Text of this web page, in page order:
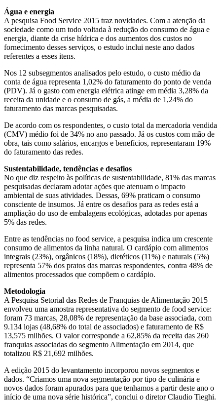
Água e energia
A pesquisa Food Service 2015 traz novidades. Com a atenção da
sociedade como um todo voltada à redução do consumo de água e
energia, diante da crise hídrica e dos aumentos dos custos no
fornecimento desses serviços, o estudo inclui neste ano dados
referentes a esses itens.
Nos 12 subsegmentos analisados pelo estudo, o custo médio da
conta de água representa 1,02% do faturamento do ponto de venda
(PDV). Já o gasto com energia elétrica atinge em média 3,28% da
receita da unidade e o consumo de gás, a média de 1,24% do
faturamento das marcas pesquisadas.
De acordo com os respondentes, o custo total da mercadoria vendida
(CMV) médio foi de 34% no ano passado. Já os custos com mão de
obra, tais como salários, encargos e benefícios, representaram 19%
do faturamento das redes.
Sustentabilidade, tendências e desafios
No que diz respeito às políticas de sustentabilidade, 81% das marcas
pesquisadas declaram adotar ações que atenuam o impacto
ambiental de suas atividades. Dessas, 69% praticam o consumo
consciente de insumos. Já entre os desafios para as redes está a
ampliação do uso de embalagens ecológicas, adotadas por apenas
5% das redes.
Entre as tendências no food service, a pesquisa indica um crescente
consumo de alimentos da linha natural. O cardápio com alimentos
integrais (23%), orgânicos (18%), dietéticos (11%) e naturais (5%)
representa 57% dos pratos das marcas respondentes, contra 48% de
alimentos processados que compõem o cardápio.
Metodologia
A Pesquisa Setorial das Redes de Franquias de Alimentação 2015
envolveu uma amostra representativa do segmento de food service:
foram 73 marcas, 28,08% de representação da base associada, com
9.134 lojas (48,68% do total de associados) e faturamento de R$
13,575 milhões. O valor corresponde a 62,85% da receita das 260
franquias associadas do segmento Alimentação em 2014, que
totalizou R$ 21,692 milhões.
A edição 2015 do levantamento incorporou novos segmentos e
dados. “Criamos uma nova segmentação por tipo de culinária e
novos dados foram apurados para que tenhamos a partir deste ano o
início de uma nova série histórica”, conclui o diretor Claudio Tieghi.